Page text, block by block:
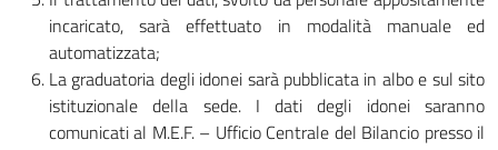
incaricato, sarà effettuato in modalità manuale ed
automatizzata;
La graduatoria degli idonei sarà pubblicata in albo e sul sito
istituzionale della sede. I dati degli idonei saranno
comunicati al M.E.F. – Ufficio Centrale del Bilancio presso il